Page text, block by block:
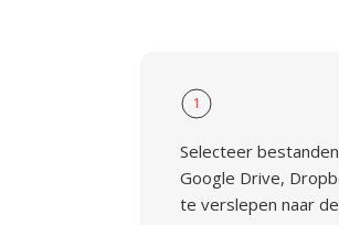
1
Selecteer
Google Drive,
te verslepen naar